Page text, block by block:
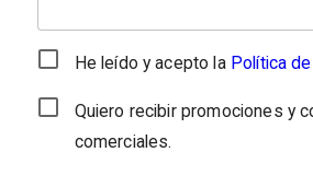
He leído y acepto la Política
Quiero recibir promociones y
comerciales.